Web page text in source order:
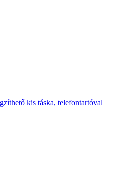
kis táska, telefontartóval